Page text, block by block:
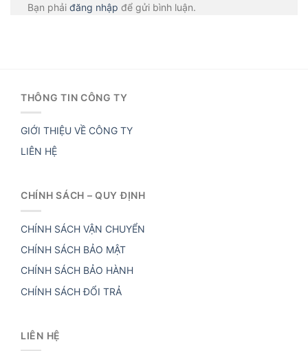
Bạn phải đăng nhập để gửi bình luận.
THÔNG TIN CÔNG TY
GIỚI THIỆU VỀ CÔNG TY
LIÊN HỆ
CHÍNH SÁCH – QUY ĐỊNH
CHÍNH SÁCH VẬN CHUYỂN
CHÍNH SÁCH BẢO MẬT
CHÍNH SÁCH BẢO HÀNH
CHÍNH SÁCH ĐỔI TRẢ
LIÊN HỆ